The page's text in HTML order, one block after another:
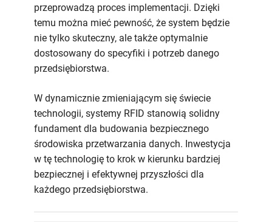
przeprowadzą proces implementacji. Dzięki
temu można mieć pewność, że system będzie
nie tylko skuteczny, ale także optymalnie
dostosowany do specyfiki i potrzeb danego
przedsiębiorstwa.
W dynamicznie zmieniającym się świecie
technologii, systemy RFID stanowią solidny
fundament dla budowania bezpiecznego
środowiska przetwarzania danych. Inwestycja
w tę technologię to krok w kierunku bardziej
bezpiecznej i efektywnej przyszłości dla
każdego przedsiębiorstwa.